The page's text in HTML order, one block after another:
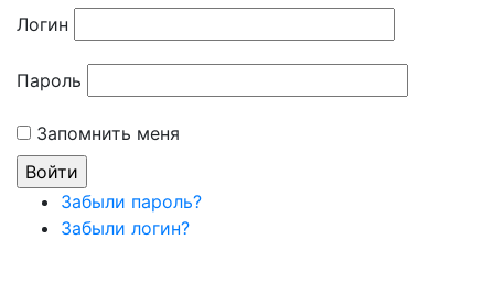
Логин
Пароль
Запомнить меня
Забыли пароль?
Забыли логин?